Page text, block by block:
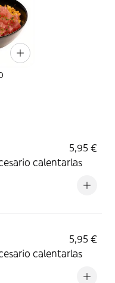
5,95 €
calentarlas
5,95 €
calentarlas